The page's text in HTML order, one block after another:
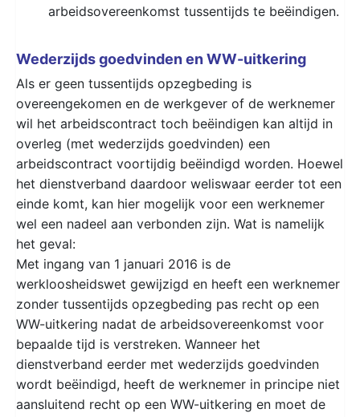
arbeidsovereenkomst tussentijds te beëindigen.
Wederzijds goedvinden en WW-uitkering
Als er geen tussentijds opzegbeding is
overeengekomen en de werkgever of de werknemer
wil het arbeidscontract toch beëindigen kan altijd in
overleg (met wederzijds goedvinden) een
arbeidscontract voortijdig beëindigd worden. Hoewel
het dienstverband daardoor weliswaar eerder tot een
einde komt, kan hier mogelijk voor een werknemer
wel een nadeel aan verbonden zijn. Wat is namelijk
het geval:
Met ingang van 1 januari 2016 is de
werkloosheidswet gewijzigd en heeft een werknemer
zonder tussentijds opzegbeding pas recht op een
WW-uitkering nadat de arbeidsovereenkomst voor
bepaalde tijd is verstreken. Wanneer het
dienstverband eerder met wederzijds goedvinden
wordt beëindigd, heeft de werknemer in principe niet
aansluitend recht op een WW-uitkering en moet de